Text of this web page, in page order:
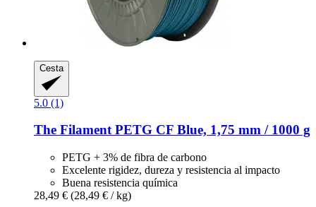
Cesta
5.0 (1)
The FilamentPETG CF Blue, 1,75 mm / 1000 g
PETG + 3% de fibra de carbono
Excelente rigidez, dureza y resistencia al impacto
Buena resistencia química
28,49 € (28,49 € / kg)